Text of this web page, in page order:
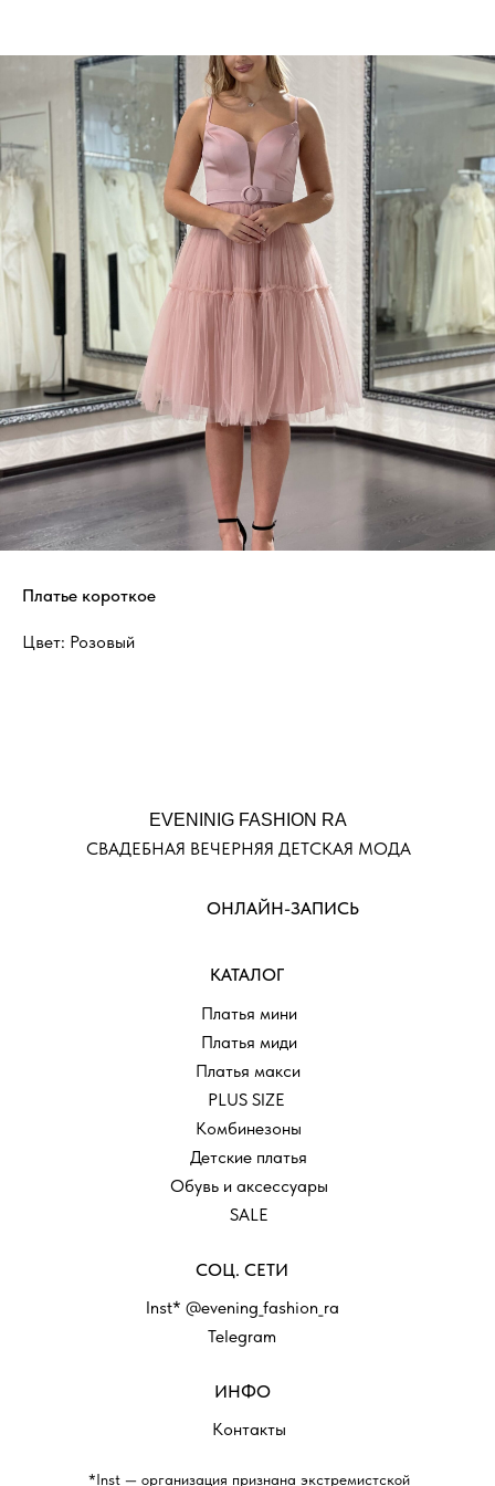
Платье короткое
Цвет: Розовый
ОНЛАЙН-ЗАПИСЬ
Inst* @evening_fashion_ra
Telegram
СОЦ. СЕТИ
Контакты
ИНФО
*Inst — организация признана экстремистской
КАТАЛОГ
Платья мини
Платья миди
Платья макси
PLUS SIZE
Детские платья
Обувь и аксессуары
Комбинезоны
EVENINIG FASHION RA
СВАДЕБНАЯ ВЕЧЕРНЯЯ ДЕТСКАЯ МОДА
SALE